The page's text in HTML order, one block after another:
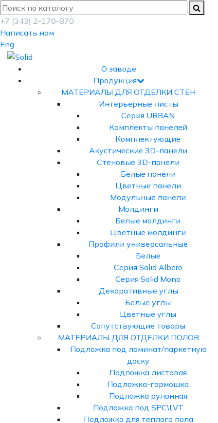
+7 (343) 2-170-870
Написать нам
Eng
О заводе
Продукция
МАТЕРИАЛЫ ДЛЯ ОТДЕЛКИ СТЕН
Интерьерные листы
Серия URBAN
Комплекты панелей
Комплектующие
Акустические 3D-панели
Стеновые 3D-панели
Белые панели
Цветные панели
Модульные панели
Молдинги
Белые молдинги
Цветные молдинги
Профили универсальные
Белые
Серия Solid Albero
Серия Solid Mono
Декоративные углы
Белые углы
Цветные углы
Сопутствующие товары
МАТЕРИАЛЫ ДЛЯ ОТДЕЛКИ ПОЛОВ
Подложка под ламинат/паркетную
доску
Подложка листовая
Подложка-гармошка
Подложка рулонная
Подложка под SPC\LVT
Подложка для теплого пола